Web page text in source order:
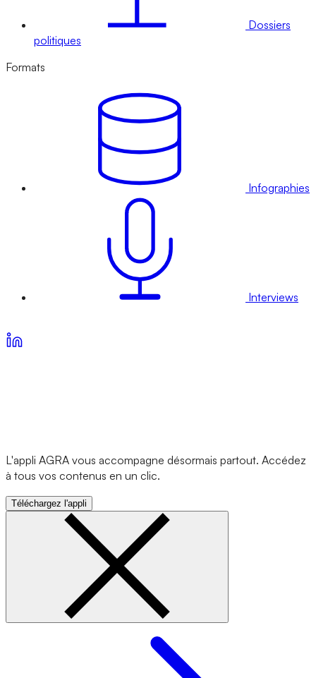
Dossiers
politiques
Formats
Infographies
Interviews
L'appli AGRA vous accompagne désormais partout. Accédez
à tous vos contenus en un clic.
Téléchargez l'appli